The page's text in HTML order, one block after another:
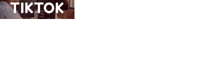
TIKTOK